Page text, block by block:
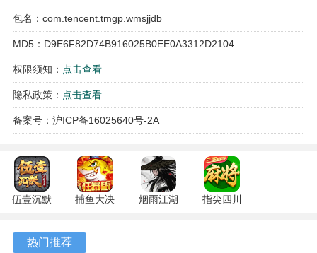
游戏特色
1、职业系统丰富多样，玩家可以选择不同的职业进行游戏，
发展。
包名：com.tencent.tmgp.wmsjjdb
MD5：D9E6F82D74B916025B0EE0A3312D2104
权限须知： 点击查看
隐私政策： 点击查看
备案号：沪ICP备16025640号-2A
伍壹沉默
安卓版
捕鱼大决
122.7.291
烟雨江湖
指尖四川
热门推荐